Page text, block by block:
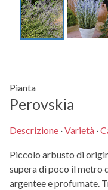
Pianta
Perovskia
Descrizione ·Varietà ·
Piccolo arbusto di
supera di poco il metro
argentee e profumate.